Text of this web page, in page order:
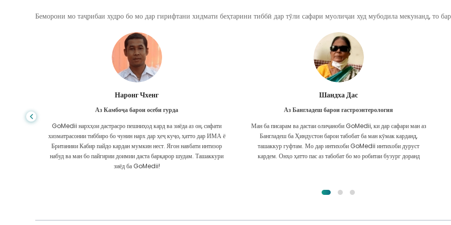
Беморони мо таҷрибаи худро бо мо дар гирифтани хидмати беҳтарини тиббӣ дар тӯли сафари муолиҷаи худ мубодила мекунанд, то
Шандха Дас
Аз Бангладеш барои гастроэнтерология
Ман ба писарам ва дастаи олиҷаноби GoMedii, ки дар сафари ман аз
Бангладеш ба Ҳиндустон барои табобат ба ман кӯмак карданд,
ташаккур гуфтам. Мо дар интихоби GoMedii интихоби дуруст
кардем. Онҳо ҳатто пас аз табобат бо мо робитаи бузург доранд
Фурканул Ислом
Аз Бангладеш барои трансплантатсияи гурда
Ман тамоми умедро дода будам, ки барои мушкилоти гурдаам ҳама
гуна табобатро гирифта метавонам. Ин танҳо пас аз он буд, ки ман бо
лутфи Худо бо GoMedii дучор омадам ва бо онҳо тамос гирифтам.